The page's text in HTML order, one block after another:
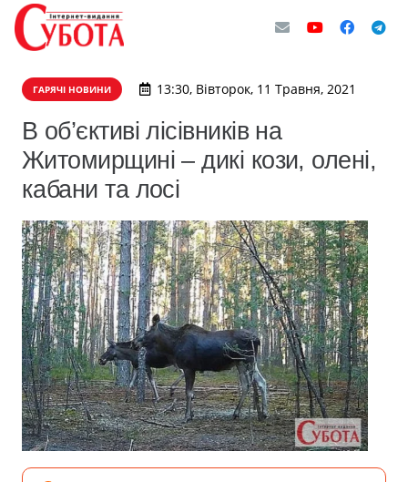
ГАРЯЧІ НОВИНИ 13:30, Вівторок, 11 Травня, 2021
В об’єктиві лісівників на
Житомирщині – дикі кози, олені,
кабани та лосі